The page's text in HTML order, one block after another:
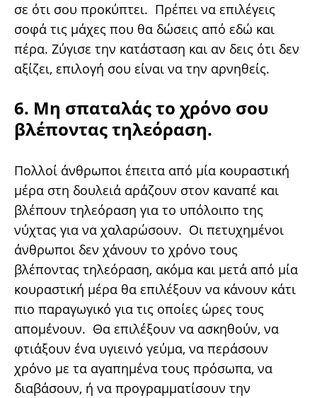
σε ότι σου προκύπτει. Πρέπει να επιλέγεις
σοφά τις μάχες που θα δώσεις από εδώ και
πέρα. Ζύγισε την κατάσταση και αν δεις ότι δεν
αξίζει, επιλογή σου είναι να την αρνηθείς.
6. Μη σπαταλάς το χρόνο σου
βλέποντας τηλεόραση.
Πολλοί άνθρωποι έπειτα από μία κουραστική
μέρα στη δουλειά αράζουν στον καναπέ και
βλέπουν τηλεόραση για το υπόλοιπο της
νύχτας για να χαλαρώσουν. Οι πετυχημένοι
άνθρωποι δεν χάνουν το χρόνο τους
βλέποντας τηλεόραση, ακόμα και μετά από μία
κουραστική μέρα θα επιλέξουν να κάνουν κάτι
πιο παραγωγικό για τις οποίες ώρες τους
απομένουν. Θα επιλέξουν να ασκηθούν, να
φτιάξουν ένα υγιεινό γεύμα, να περάσουν
χρόνο με τα αγαπημένα τους πρόσωπα, να
διαβάσουν, ή να προγραμματίσουν την